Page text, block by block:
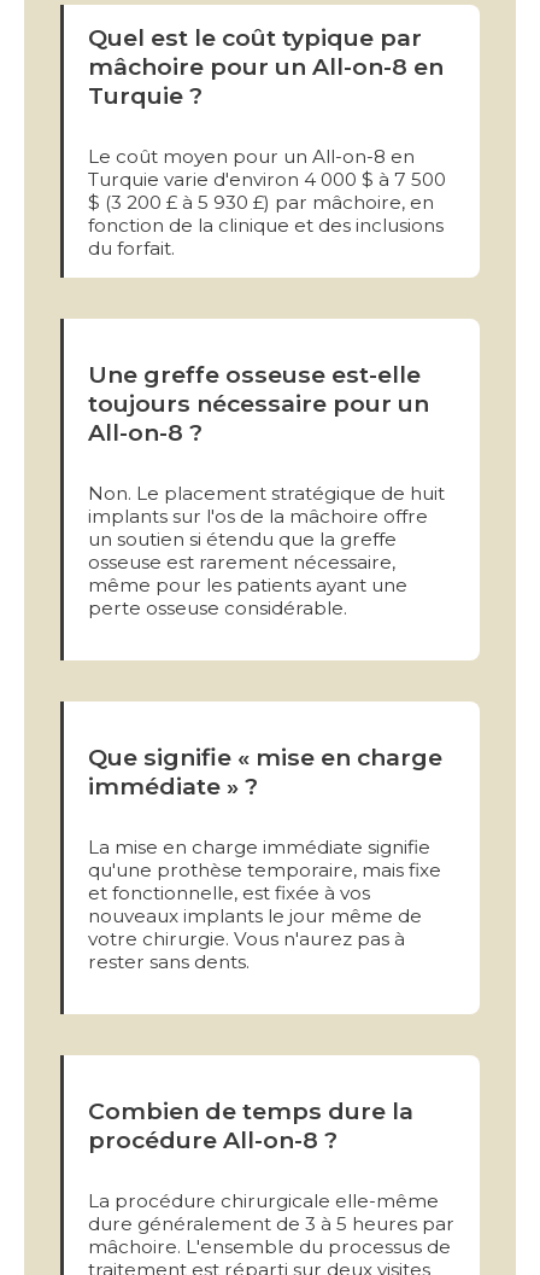
Quel est le coût typique par
mâchoire pour un All-on-8 en
Turquie ?
Le coût moyen pour un All-on-8 en
Turquie varie d'environ 4 000 $ à 7 500
$ (3 200 £ à 5 930 £) par mâchoire, en
fonction de la clinique et des inclusions
du forfait.
Une greffe osseuse est-elle
toujours nécessaire pour un
All-on-8 ?
Non. Le placement stratégique de huit
implants sur l'os de la mâchoire offre
un soutien si étendu que la greffe
osseuse est rarement nécessaire,
même pour les patients ayant une
perte osseuse considérable.
Que signifie « mise en charge
immédiate » ?
La mise en charge immédiate signifie
qu'une prothèse temporaire, mais fixe
et fonctionnelle, est fixée à vos
nouveaux implants le jour même de
votre chirurgie. Vous n'aurez pas à
rester sans dents.
Combien de temps dure la
procédure All-on-8 ?
La procédure chirurgicale elle-même
dure généralement de 3 à 5 heures par
mâchoire. L'ensemble du processus de
traitement est réparti sur deux visites